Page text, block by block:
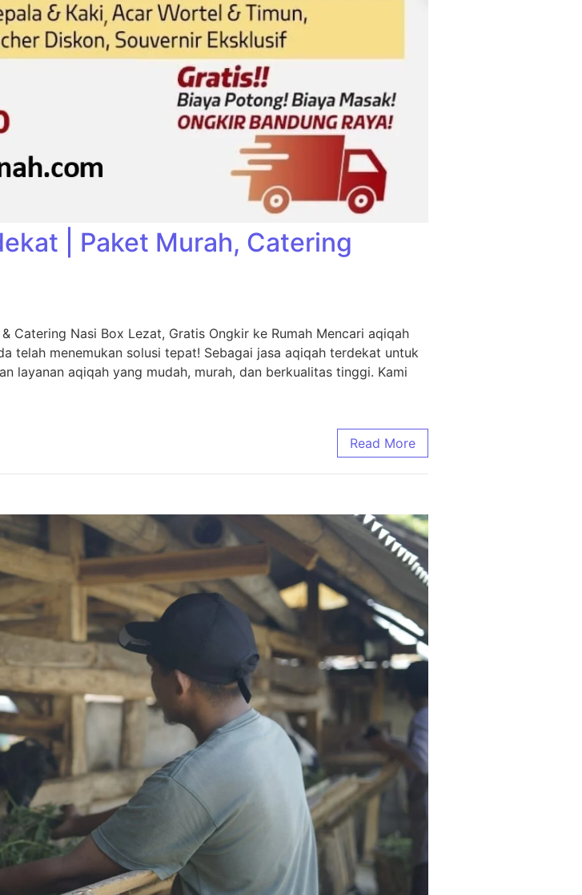
| Paket Murah, Catering
Catering Nasi Box Lezat, Gratis Ongkir ke Rumah Mencari aqiqah
telah menemukan solusi tepat! Sebagai jasa aqiqah terdekat untuk
layanan aqiqah yang mudah, murah, dan berkualitas tinggi. Kami
Read More